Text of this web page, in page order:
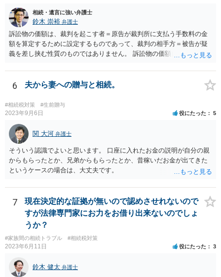
相続・遺言に強い弁護士
鈴木 崇裕 弁護士
訴訟物の価額は、裁判を起こす者＝原告が裁判所に支払う手数料の金
額を算定するために設定するものであって、裁判の相手方＝被告が疑
義を差し挟む性質のものではありません。 訴訟物の価額自体が裁判の
したとしても、変更されることはありません。
6 夫から妻への贈与と相続。
#相続税対策 #生前贈与
2023年9月6日 役にたった 5
関 大河 弁護士
そういう認識でよいと思います。 口座に入れたお金の説明が自分の親
からもらったとか、兄弟からもらったとか、昔稼いだお金が出てきた
というケースの場合は、大丈夫です。
7
現在決定的な証拠が無いので認めさせれないので
すが法律専門家にお力をお借り出来ないのでしょ
うか？
#家族間の相続トラブル #相続税対策
2023年6月11日 役にたった 3
鈴木 健太 弁護士